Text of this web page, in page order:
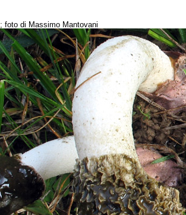
; foto di Massimo Mantovani